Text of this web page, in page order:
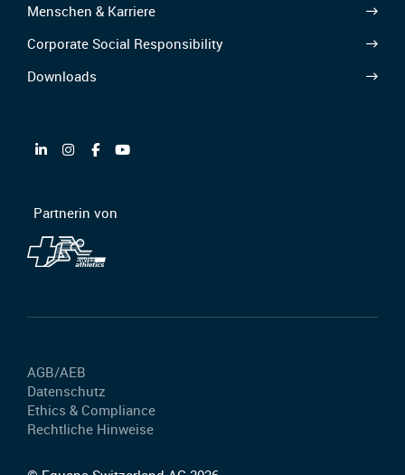
Menschen & Karriere
Corporate Social Responsibility
Downloads
Partnerin von
AGB/AEB
Datenschutz
Ethics & Compliance
Rechtliche Hinweise